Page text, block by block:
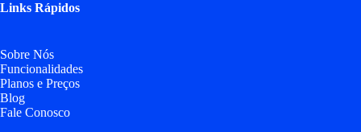
Links Rápidos
Sobre Nós
Funcionalidades
Planos e Preços
Blog
Fale Conosco